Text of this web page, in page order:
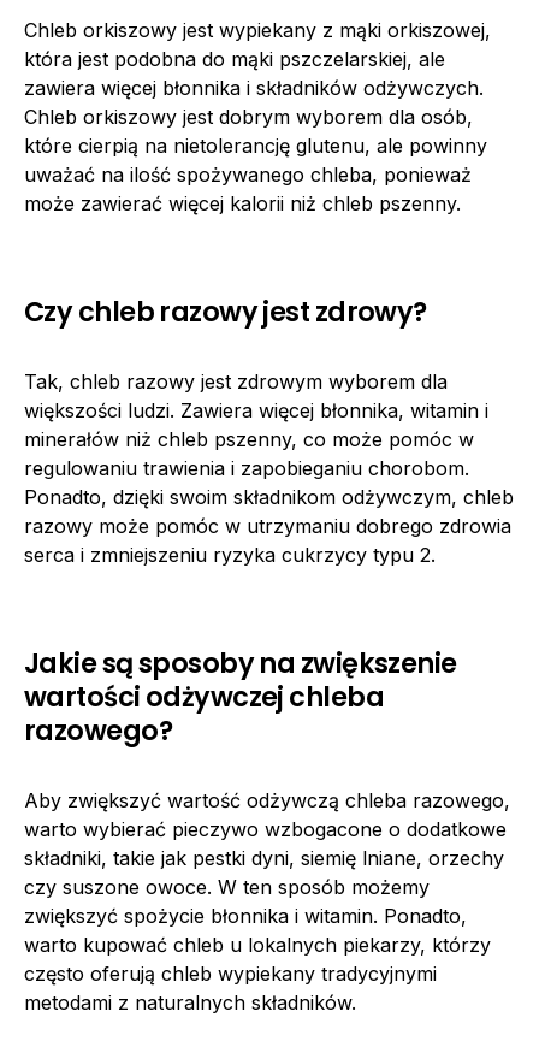
Chleb orkiszowy jest wypiekany z mąki orkiszowej,
która jest podobna do mąki pszczelarskiej, ale
zawiera więcej błonnika i składników odżywczych.
Chleb orkiszowy jest dobrym wyborem dla osób,
które cierpią na nietolerancję glutenu, ale powinny
uważać na ilość spożywanego chleba, ponieważ
może zawierać więcej kalorii niż chleb pszenny.
Czy chleb razowy jest zdrowy?
Tak, chleb razowy jest zdrowym wyborem dla
większości ludzi. Zawiera więcej błonnika, witamin i
minerałów niż chleb pszenny, co może pomóc w
regulowaniu trawienia i zapobieganiu chorobom.
Ponadto, dzięki swoim składnikom odżywczym, chleb
razowy może pomóc w utrzymaniu dobrego zdrowia
serca i zmniejszeniu ryzyka cukrzycy typu 2.
Jakie są sposoby na zwiększenie
wartości odżywczej chleba
razowego?
Aby zwiększyć wartość odżywczą chleba razowego,
warto wybierać pieczywo wzbogacone o dodatkowe
składniki, takie jak pestki dyni, siemię lniane, orzechy
czy suszone owoce. W ten sposób możemy
zwiększyć spożycie błonnika i witamin. Ponadto,
warto kupować chleb u lokalnych piekarzy, którzy
często oferują chleb wypiekany tradycyjnymi
metodami z naturalnych składników.